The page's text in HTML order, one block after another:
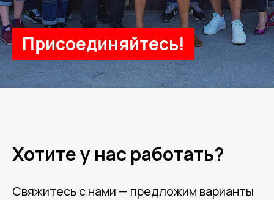
Присоединяйтесь!
Хотите у нас работать?
Свяжитесь с нами — предложим варианты